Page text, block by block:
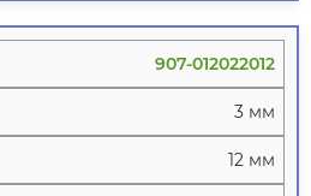
907-012022012
3 мм
12 мм